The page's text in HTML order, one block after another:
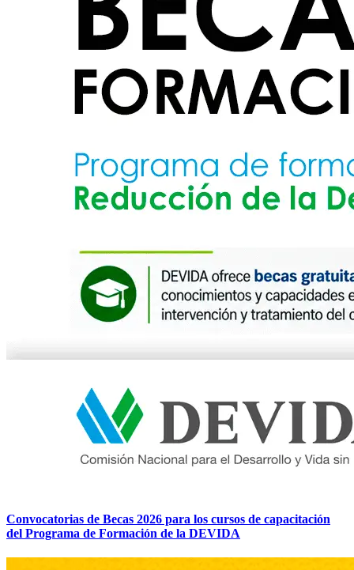
Convocatorias de Becas 2026 para los cursos de capacitación
del Programa de Formación de la DEVIDA